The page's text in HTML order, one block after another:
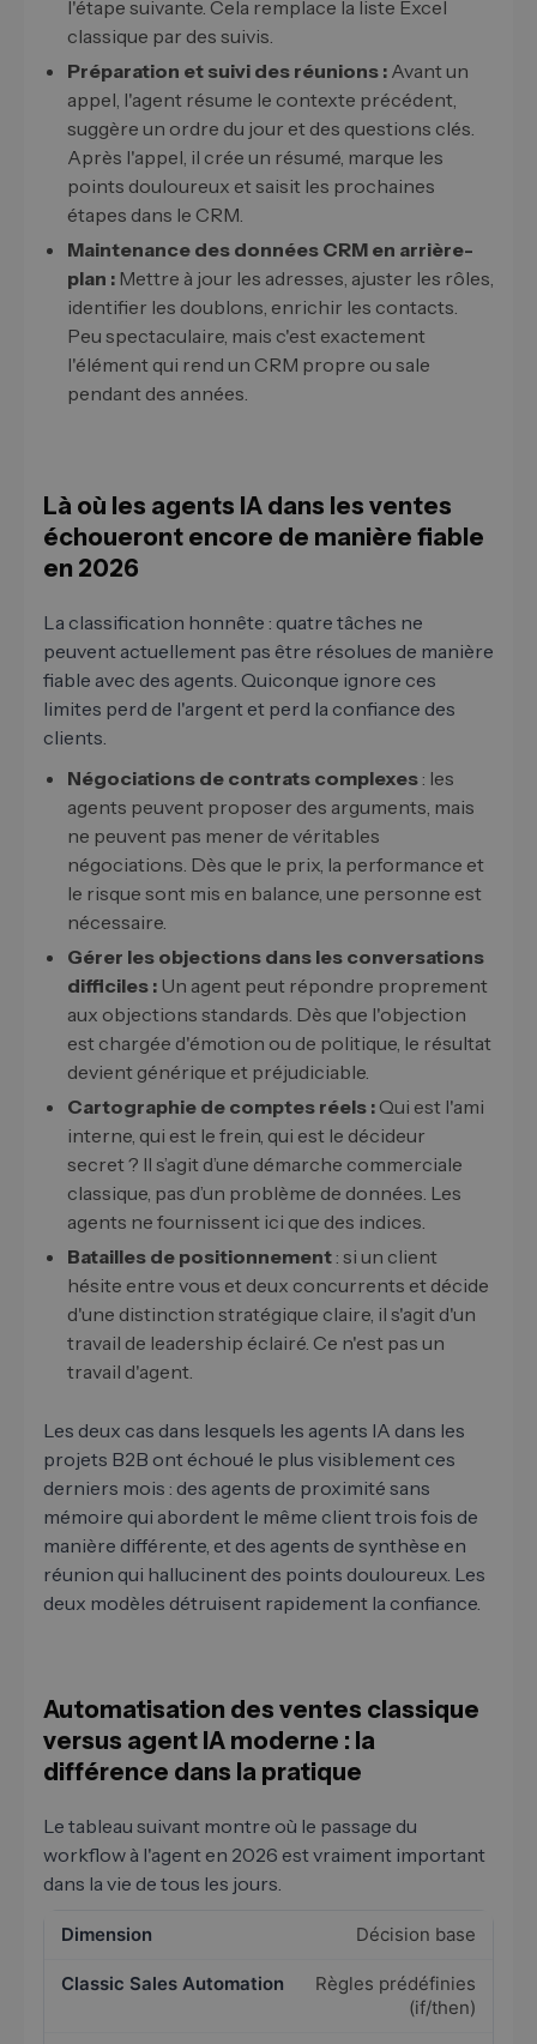
l'étape suivante. Cela remplace la liste Excel
classique par des suivis.
Préparation et suivi des réunions : Avant un
appel, l'agent résume le contexte précédent,
suggère un ordre du jour et des questions clés.
Après l'appel, il crée un résumé, marque les
points douloureux et saisit les prochaines
étapes dans le CRM.
Maintenance des données CRM en arrière-
plan : Mettre à jour les adresses, ajuster les rôles,
identifier les doublons, enrichir les contacts.
Peu spectaculaire, mais c'est exactement
l'élément qui rend un CRM propre ou sale
pendant des années.
Là où les agents IA dans les ventes
échoueront encore de manière fiable
en 2026
La classification honnête : quatre tâches ne
peuvent actuellement pas être résolues de manière
fiable avec des agents. Quiconque ignore ces
limites perd de l'argent et perd la confiance des
clients.
Négociations de contrats complexes: les
agents peuvent proposer des arguments, mais
ne peuvent pas mener de véritables
négociations. Dès que le prix, la performance et
le risque sont mis en balance, une personne est
nécessaire.
Gérer les objections dans les conversations
difficiles : Un agent peut répondre proprement
aux objections standards. Dès que l'objection
est chargée d'émotion ou de politique, le résultat
devient générique et préjudiciable.
Cartographie de comptes réels : Qui est l'ami
interne, qui est le frein, qui est le décideur
secret ? Il s’agit d’une démarche commerciale
classique, pas d’un problème de données. Les
agents ne fournissent ici que des indices.
Batailles de positionnement: si un client
hésite entre vous et deux concurrents et décide
d'une distinction stratégique claire, il s'agit d'un
travail de leadership éclairé. Ce n'est pas un
travail d'agent.
Les deux cas dans lesquels les agents IA dans les
projets B2B ont échoué le plus visiblement ces
derniers mois : des agents de proximité sans
mémoire qui abordent le même client trois fois de
manière différente, et des agents de synthèse en
réunion qui hallucinent des points douloureux. Les
deux modèles détruisent rapidement la confiance.
Automatisation des ventes classique
versus agent IA moderne : la
différence dans la pratique
Le tableau suivant montre où le passage du
workflow à l'agent en 2026 est vraiment important
dans la vie de tous les jours.
Décision base
Règles prédéfinies
(if/then)